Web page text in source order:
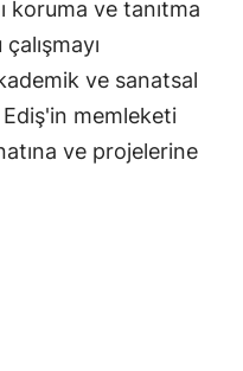
koruma ve tanıtma
ve sanatsal
memleketi
ve projelerine